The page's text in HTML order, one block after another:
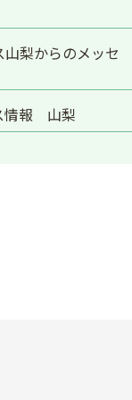
梨からのメッセ
情報 山梨